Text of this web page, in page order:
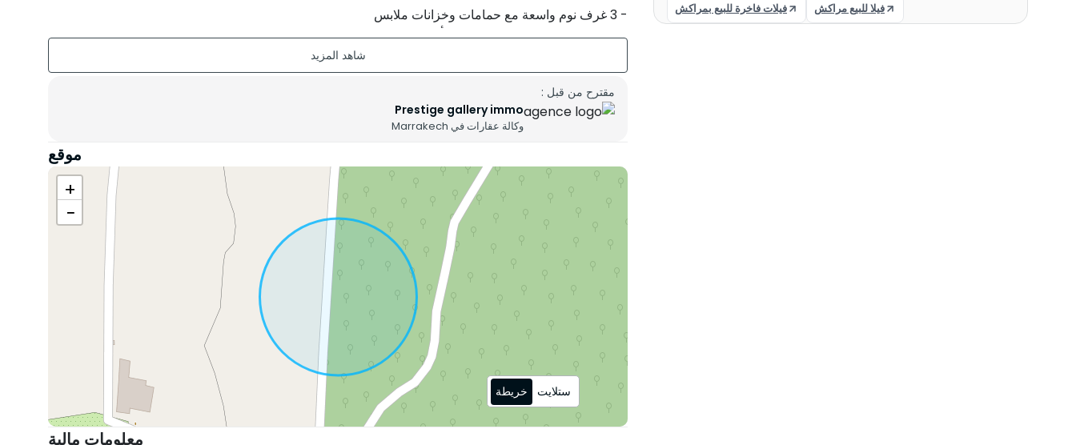
- 3 غرف نوم واسعة مع حمامات وخزانات ملابس
- تبعية في الحديقة، مثالية للضيوف أو كمساحة تخزين
المزايا: يمكنك أيضًا الاستمتاع بشرفة جميلة للاسترخاء بسلام.
مقترح من قبل :
Prestige gallery immo
وكالة عقارات في Marrakech
موقع
+
−
خريطة ستلايت
معلومات مالية
فيلات فاخرة للبيع بمراكش فيلا للبيع مراكش